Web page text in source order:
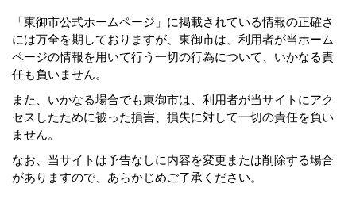
「東御市公式ホームページ」に掲載されている情報の正確さ
には万全を期しておりますが、東御市は、利用者が当ホーム
ページの情報を用いて行う一切の行為について、いかなる責
任も負いません。
また、いかなる場合でも東御市は、利用者が当サイトにアク
セスしたために被った損害、損失に対して一切の責任を負い
ません。
なお、当サイトは予告なしに内容を変更または削除する場合
がありますので、あらかじめご了承ください。